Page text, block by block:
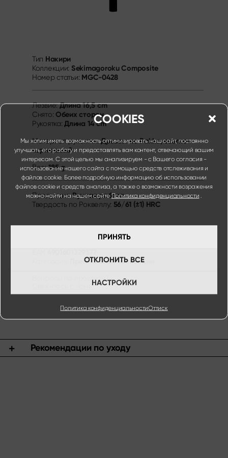
COOKIES
Мы хотим иметь возможность оптимизировать наш сайт, постоянно
улучшать его работу и предоставлять вам контент, отвечающий вашим
интересам. С этой целью мы анализируем - с Вашего согласия -
использование нашего сайта с помощью средств отслеживания и
файлов cookie. Более подробную информацию об использовании
файлов cookie и средств анализа, а также о возможности возражения
можно найти на нашем сайтеПолитика конфиденциальности
ПРИНЯТЬ
ОТКЛОНИТЬ ВСЕ
НАСТРОЙКИ
Политика конфиденциальностиОттиск
Тип Накири
Коллекции: Sekimagoroku Composite
Номер статьи: MGC-0428
Лезвие:Длина16,5 cm
Снято: Oбеих сторон
Pукоятка:Длина 14 cm
Материал рукоятки:Древесина Pakka, светло-
коричневый
Вес:185 g
Продукция: Ручная работа
Твердость по Роквеллу: 56/61 (±1) HRC
Премиальные коллекции
Вопросы по продукту?
Свяжитесь с нами!
Рекомендации по уходу